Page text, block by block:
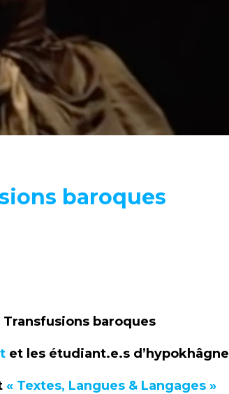
baroques
Transfusions baroques
et les étudiant.e.s d’hypokhâgne
« Textes, Langues & Langages »